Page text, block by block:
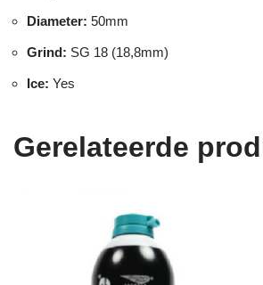
Diameter: 50mm
Grind: SG 18 (18,8mm)
Ice: Yes
Gerelateerde